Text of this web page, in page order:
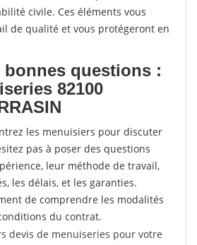
civile. Ces éléments vous
de qualité et vous protégeront en
bonnes questions :
82100
les menuisiers pour discuter
pas à poser des questions
leur méthode de travail,
les délais, et les garanties.
de comprendre les modalités
du contrat.
devis de menuiseries pour votre